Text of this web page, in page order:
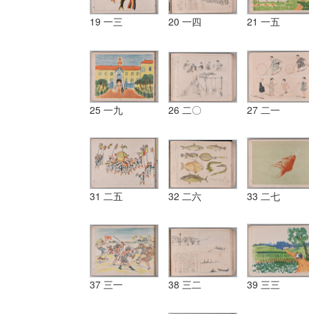
19 一三 20 一四 21 一五
25 一九 26 二〇 27 二一
31 二五 32 二六 33 二七
37 三一 38 三二 39 三三